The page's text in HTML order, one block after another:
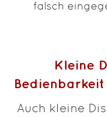
falsch
Kleine
Auch kleine